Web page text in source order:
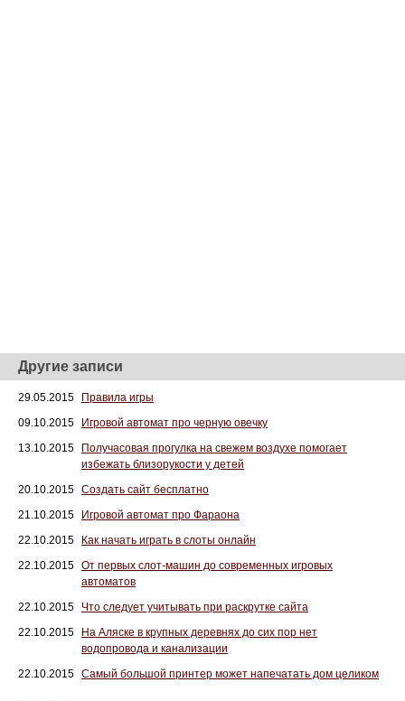
Другие записи
29.05.2015
Правила игры
09.10.2015
Игровой автомат про черную овечку
13.10.2015
Получасовая прогулка на свежем воздухе помогает
избежать близорукости у детей
20.10.2015 Создать сайт бесплатно
21.10.2015
Игровой автомат про Фараона
22.10.2015
Как начать играть в слоты онлайн
22.10.2015 От первых слот-машин до современных игровых
автоматов
22.10.2015
Что следует учитывать при раскрутке сайта
22.10.2015
На Аляске в крупных деревнях до сих пор нет
водопровода и канализации
22.10.2015 Самый большой принтер может напечатать дом целиком